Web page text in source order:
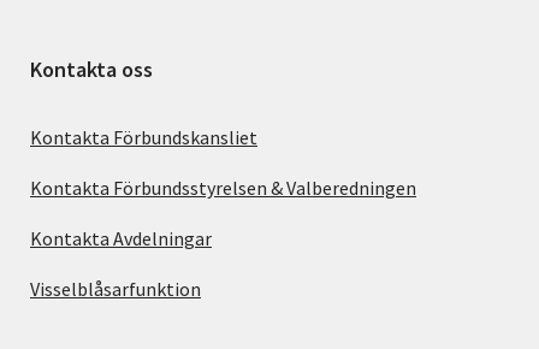
Kontakta oss
Kontakta Förbundskansliet
Kontakta Förbundsstyrelsen & Valberedningen
Kontakta Avdelningar
Visselblåsarfunktion